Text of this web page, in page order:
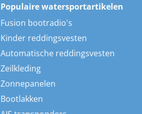
Populaire watersportartikelen
Fusion bootradio's
Kinder reddingsvesten
Automatische reddingsvesten
Zeilkleding
Zonnepanelen
Bootlakken